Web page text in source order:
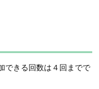
できる回数は４回までで